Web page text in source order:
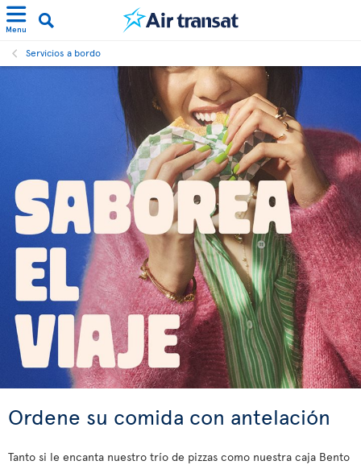
Menu
Servicios a bordo
Ordene su comida con antelación
Tanto si le encanta nuestro trío de pizzas como nuestra caja Bento